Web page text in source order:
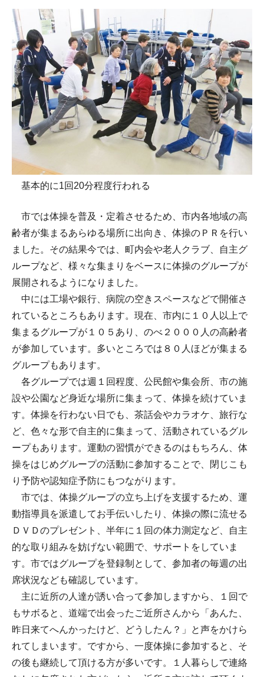
基本的に1回20分程度行われる
市では体操を普及・定着させるため、市内各地域の高
齢者が集まるあらゆる場所に出向き、体操のＰＲを行い
ました。その結果今では、町内会や老人クラブ、自主グ
ループなど、様々な集まりをベースに体操のグループが
展開されるようになりました。
中には工場や銀行、病院の空きスペースなどで開催さ
れているところもあります。現在、市内に１０人以上で
集まるグループが１０５あり、のべ２０００人の高齢者
が参加しています。多いところでは８０人ほどが集まる
グループもあります。
各グループでは週１回程度、公民館や集会所、市の施
設や公園など身近な場所に集まって、体操を続けていま
す。体操を行わない日でも、茶話会やカラオケ、旅行な
ど、色々な形で自主的に集まって、活動されているグル
ープもあります。運動の習慣ができるのはもちろん、体
操をはじめグループの活動に参加することで、閉じこも
り予防や認知症予防にもつながります。
市では、体操グループの立ち上げを支援するため、運
動指導員を派遣してお手伝いしたり、体操の際に流せる
ＤＶＤのプレゼント、半年に１回の体力測定など、自主
的な取り組みを妨げない範囲で、サポートをしていま
す。市ではグループを登録制として、参加者の毎週の出
席状況なども確認しています。
主に近所の人達が誘い合って参加しますから、１回で
もサボると、道端で出会ったご近所さんから「あんた、
昨日来てへんかったけど、どうしたん？」と声をかけら
れてしまいます。ですから、一度体操に参加すると、そ
の後も継続して頂ける方が多いです。１人暮らしで連絡